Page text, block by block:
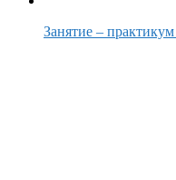
Занятие –